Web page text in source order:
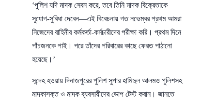
‘পুলিশ যদি মাদক সেবন করে, তবে তিনি মাদক বিক্রেতাকে
সুযোগ-সুবিধা দেবেন—এই বিবেচনায় গত নভেম্বর প্রথম আমরা
নিজেদের বাহিনীর কর্মকর্তা-কর্মচারীদের পরীক্ষা করি। প্রথম দিনে
পাঁচজনকে পাই। পরে তাঁদের পরিবারের কাছে ফেরত পাঠানো
হয়েছে।’
সন্দেহ হওয়ায় দিনাজপুরের পুলিশ সুপার হামিদুল আলমও পুলিশসহ
মাদকাসক্ত ও মাদক ব্যবসায়ীদের ডোপ টেস্ট করান। জানতে